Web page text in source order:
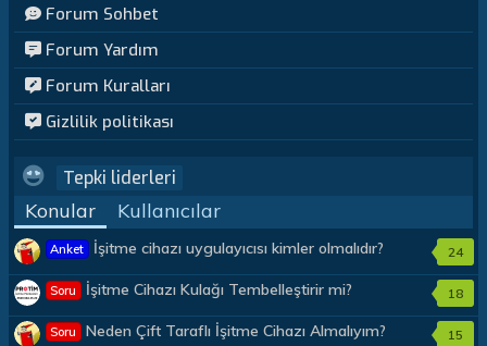
Forum Sohbet
Forum Yardım
Forum Kuralları
Gizlilik politikası
Tepki liderleri
Konular Kullanıcılar
Anket İşitme cihazı uygulayıcısı kimler olmalıdır? 24
Soru İşitme Cihazı Kulağı Tembelleştirir mi? 18
Soru Neden Çift Taraflı İşitme Cihazı Almalıyım? 15